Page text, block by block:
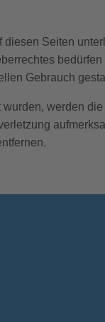
Seiten
Gebrauch
werden